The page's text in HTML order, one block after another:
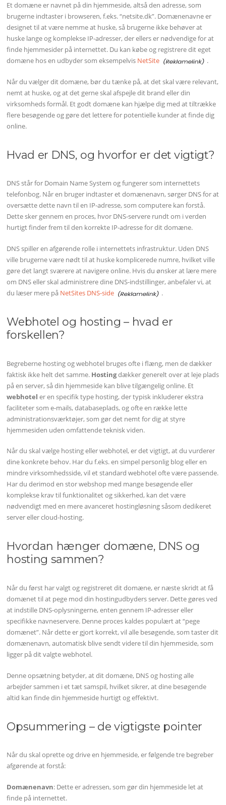
Et domæne er navnet på din hjemmeside, altså den adresse, som
brugerne indtaster i browseren, f.eks. “netsite.dk”. Domænenavne er
designet til at være nemme at huske, så brugerne ikke behøver at
huske lange og komplekse IP-adresser, der ellers er nødvendige for at
finde hjemmesider på internettet. Du kan købe og registrere dit eget
domæne hos en udbyder som eksempelvis NetSite .
Når du vælger dit domæne, bør du tænke på, at det skal være relevant,
nemt at huske, og at det gerne skal afspejle dit brand eller din
virksomheds formål. Et godt domæne kan hjælpe dig med at tiltrække
flere besøgende og gøre det lettere for potentielle kunder at finde dig
online.
Hvad er DNS, og hvorfor er det vigtigt?
DNS står for Domain Name System og fungerer som internettets
telefonbog. Når en bruger indtaster et domænenavn, sørger DNS for at
oversætte dette navn til en IP-adresse, som computere kan forstå.
Dette sker gennem en proces, hvor DNS-servere rundt om i verden
hurtigt finder frem til den korrekte IP-adresse for dit domæne.
DNS spiller en afgørende rolle i internettets infrastruktur. Uden DNS
ville brugerne være nødt til at huske komplicerede numre, hvilket ville
gøre det langt sværere at navigere online. Hvis du ønsker at lære mere
om DNS eller skal administrere dine DNS-indstillinger, anbefaler vi, at
du læser mere på NetSites DNS-side .
Webhotel og hosting – hvad er
forskellen?
Begreberne hosting og webhotel bruges ofte i flæng, men de dækker
faktisk ikke helt det samme. Hostingdækker generelt over at leje plads
på en server, så din hjemmeside kan blive tilgængelig online. Et
webhotel er en specifik type hosting, der typisk inkluderer ekstra
faciliteter som e-mails, databaseplads, og ofte en række lette
administrationsværktøjer, som gør det nemt for dig at styre
hjemmesiden uden omfattende teknisk viden.
Når du skal vælge hosting eller webhotel, er det vigtigt, at du vurderer
dine konkrete behov. Har du f.eks. en simpel personlig blog eller en
mindre virksomhedsside, vil et standard webhotel ofte være passende.
Har du derimod en stor webshop med mange besøgende eller
komplekse krav til funktionalitet og sikkerhed, kan det være
nødvendigt med en mere avanceret hostingløsning såsom dedikeret
server eller cloud-hosting.
Hvordan hænger domæne, DNS og
hosting sammen?
Når du først har valgt og registreret dit domæne, er næste skridt at få
domænet til at pege mod din hostingudbyders server. Dette gøres ved
at indstille DNS-oplysningerne, enten gennem IP-adresser eller
specifikke navneservere. Denne proces kaldes populært at “pege
domænet”. Når dette er gjort korrekt, vil alle besøgende, som taster dit
domænenavn, automatisk blive sendt videre til din hjemmeside, som
ligger på dit valgte webhotel.
Denne opsætning betyder, at dit domæne, DNS og hosting alle
arbejder sammen i et tæt samspil, hvilket sikrer, at dine besøgende
altid kan finde din hjemmeside hurtigt og effektivt.
Opsummering – de vigtigste pointer
Når du skal oprette og drive en hjemmeside, er følgende tre begreber
afgørende at forstå:
Domænenavn: Dette er adressen, som gør din hjemmeside let at
finde på internettet.